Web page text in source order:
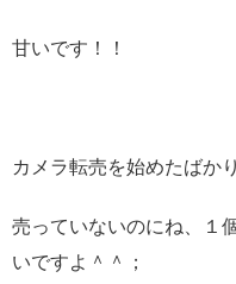
甘いです！！
カメラ転売を始めたばか
売っていないのにね、１
いですよ＾＾；